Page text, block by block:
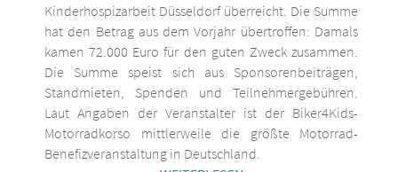
Kinderhospizarbeit Düsseldorf überreicht. Die Summe
hat den Betrag aus dem Vorjahr übertroffen: Damals
kamen 72.000 Euro für den guten Zweck zusammen.
Die Summe speist sich aus Sponsorenbeiträgen,
Standmieten, Spenden und Teilnehmergebühren.
Laut Angaben der Veranstalter ist der Biker4Kids-
Motorradkorso mittlerweile die größte Motorrad-
Benefizveranstaltung in Deutschland.